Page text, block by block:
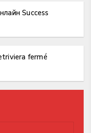
Success
fermé